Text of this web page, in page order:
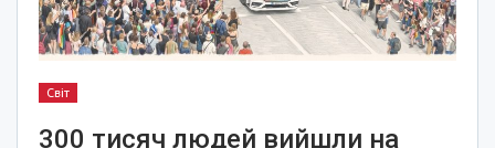
Світ
300 тисяч людей вийшли на